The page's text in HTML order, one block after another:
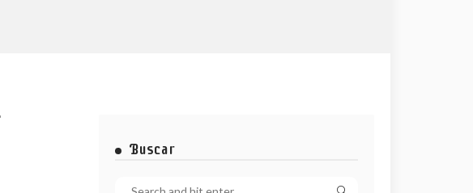
Buscar